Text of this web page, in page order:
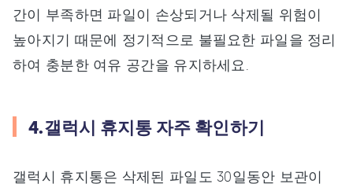
간이 부족하면 파일이 손상되거나 삭제될 위험이
높아지기 때문에 정기적으로 불필요한 파일을 정리
하여 충분한 여유 공간을 유지하세요.
4.갤럭시 휴지통 자주 확인하기
갤럭시 휴지통은 삭제된 파일도 30일동안 보관이